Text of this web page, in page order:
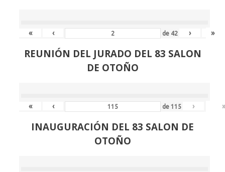
« ‹ de 42 › »
REUNIÓN DEL JURADO DEL 83 SALON
DE OTOÑO
« ‹ de115 ›
INAUGURACIÓN DEL 83 SALON DE
OTOÑO